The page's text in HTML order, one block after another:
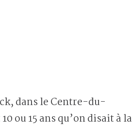
dans le Centre-du-
ou 15 ans qu’on disait à la